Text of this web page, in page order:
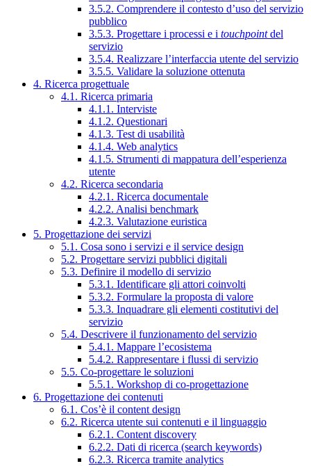
3.5.2. Comprendere il contesto d’uso del servizio
pubblico
3.5.3. Progettare i processi e i touchpointdel
servizio
3.5.4. Realizzare l’interfaccia utente del servizio
3.5.5. Validare la soluzione ottenuta
4. Ricerca progettuale
4.1. Ricerca primaria
4.1.1. Interviste
4.1.2. Questionari
4.1.3. Test di usabilità
4.1.4. Web analytics
4.1.5. Strumenti di mappatura dell’esperienza
utente
4.2. Ricerca secondaria
4.2.1. Ricerca documentale
4.2.2. Analisi benchmark
4.2.3. Valutazione euristica
5. Progettazione dei servizi
5.1. Cosa sono i servizi e il service design
5.2. Progettare servizi pubblici digitali
5.3. Definire il modello di servizio
5.3.1. Identificare gli attori coinvolti
5.3.2. Formulare la proposta di valore
5.3.3. Inquadrare gli elementi costitutivi del
servizio
5.4. Descrivere il funzionamento del servizio
5.4.1. Mappare l’ecosistema
5.4.2. Rappresentare i flussi di servizio
5.5. Co-progettare le soluzioni
5.5.1. Workshop di co-progettazione
6. Progettazione dei contenuti
6.1. Cos’è il content design
6.2. Ricerca utente sui contenuti e il linguaggio
6.2.1. Content discovery
6.2.2. Dati di ricerca (search keywords)
6.2.3. Ricerca tramite analytics